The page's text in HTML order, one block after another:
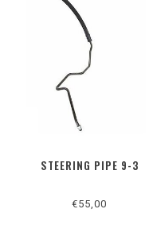
STEERING PIPE 9-3
€55,00